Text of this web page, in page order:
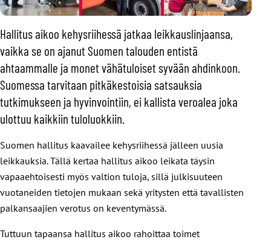
Hallitus aikoo kehysriihessä jatkaa leikkauslinjaansa,
vaikka se on ajanut Suomen talouden entistä
ahtaammalle ja monet vähätuloiset syvään ahdinkoon.
Suomessa tarvitaan pitkäkestoisia satsauksia
tutkimukseen ja hyvinvointiin, ei kallista veroalea joka
ulottuu kaikkiin tuloluokkiin.
Suomen hallitus kaavailee kehysriihessä jälleen uusia
leikkauksia. Tällä kertaa hallitus aikoo leikata täysin
vapaaehtoisesti myös valtion tuloja, sillä julkisuuteen
vuotaneiden tietojen mukaan sekä yritysten että tavallisten
palkansaajien verotus on keventymässä.
Tuttuun tapaansa hallitus aikoo rahoittaa toimet